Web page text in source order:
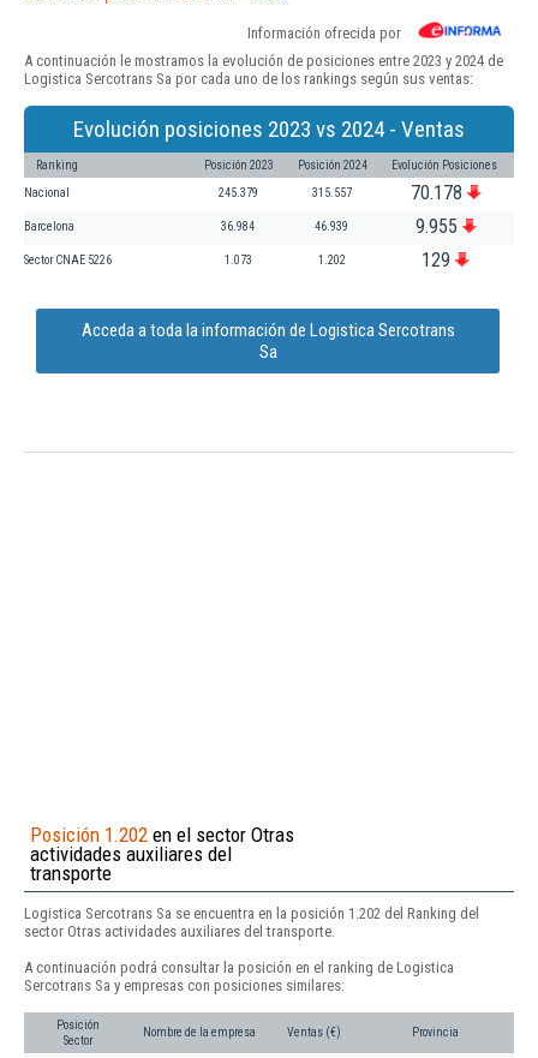
Información ofrecida por
A continuación le mostramos la evolución de posiciones entre 2023 y 2024 de
Logistica Sercotrans Sa por cada uno de los rankings según sus ventas:
Evolución posiciones 2023 vs 2024 - Ventas
Ranking Posición 2023 Posición 2024 Evolución Posiciones
Nacional 245.379 315.557 70.178
Barcelona 36.984 46.939 9.955
Sector CNAE 5226 1.073 1.202 129
Acceda a toda la información de Logistica Sercotrans
Sa
Posición 1.202 en el sector Otras
actividades auxiliares del
transporte
Logistica Sercotrans Sa se encuentra en la posición 1.202 del Ranking del
sector Otras actividades auxiliares del transporte.
A continuación podrá consultar la posición en el ranking de Logistica
Sercotrans Sa y empresas con posiciones similares:
Posición
Sector
Nombre de la empresa Ventas (€) Provincia